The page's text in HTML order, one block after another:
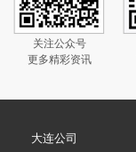
关注公众号
更多精彩资讯
大连公司